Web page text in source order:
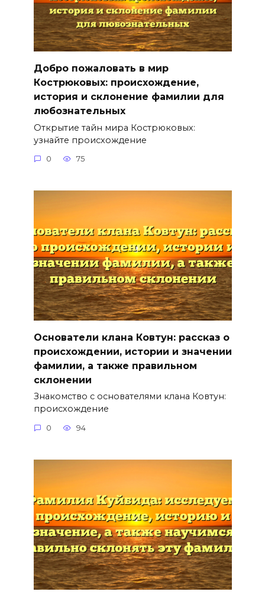
Добро пожаловать в мир
Кострюковых: происхождение,
история и склонение фамилии для
любознательных
Открытие тайн мира Кострюковых:
узнайте происхождение
0 75
Основатели клана Ковтун: рассказ о
происхождении, истории и значении
фамилии, а также правильном
склонении
Знакомство с основателями клана Ковтун:
происхождение
0 94